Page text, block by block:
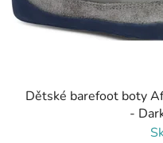
Dětské barefoot boty
-